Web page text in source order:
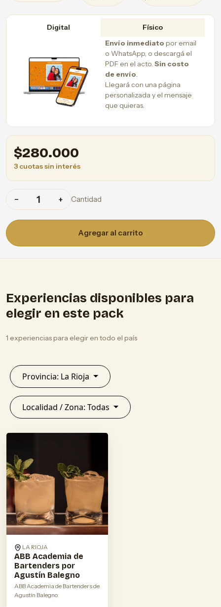
Digital
Físico
Envío inmediato por email
o WhatsApp, o descargá el
PDF en el acto. Sin costo
de envío.
Llegará con una página
personalizada y el mensaje
que quieras.
$280.000
3 cuotas sin interés
− + Cantidad
Agregar al carrito
Experiencias disponibles para
elegir en este pack
1 experiencias para elegir en todo el país
Provincia: La Rioja
Localidad / Zona: Todas
LA RIOJA
ABB Academia de
Bartenders por
Agustín Balegno
ABB Academia de Bartenders de
Agustín Balegno